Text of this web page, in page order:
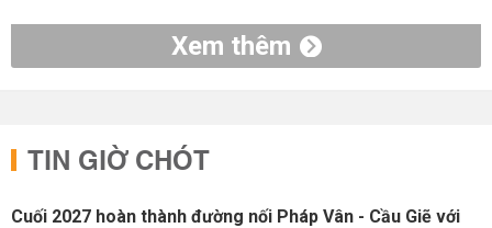
Xem thêm
TIN GIỜ CHÓT
Cuối 2027 hoàn thành đường nối Pháp Vân - Cầu Giẽ với